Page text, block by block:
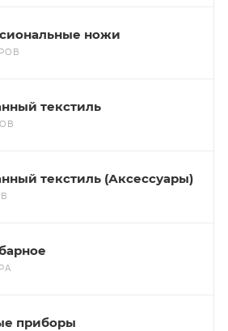
ножи
текстиль
текстиль (Аксессуары)
приборы